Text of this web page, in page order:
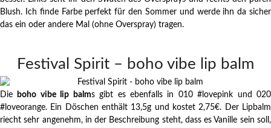
Blush. Ich finde Farbe perfekt für den Sommer und werde ihn da sicher
das ein oder andere Mal (ohne Overspray) tragen.
Festival Spirit – boho vibe lip balm
Die boho vibe lip balms gibt es ebenfalls in 010 #lovepink und 020
#loveorange. Ein Döschen enthält 13,5g und kostet 2,75€. Der Lipbalm
riecht sehr angenehm, in der Beschreibung steht, dass es Vanille sein soll,